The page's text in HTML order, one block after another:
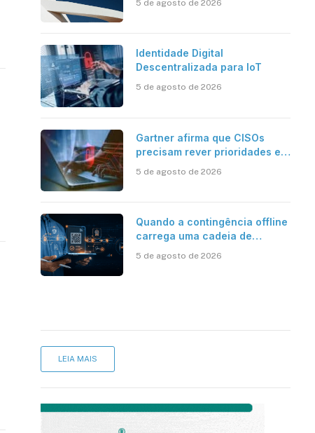
5 de agosto de 2026
Identidade Digital
Descentralizada para IoT
5 de agosto de 2026
Gartner afirma que CISOs
precisam rever prioridades em
enfrentar os desafios
5 de agosto de 2026
Quando a contingência offline
carrega uma cadeia de
5 de agosto de 2026
LEIA MAIS